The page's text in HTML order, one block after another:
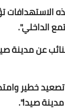
الداخلي".
عن مدينة
خطير
صيدا".